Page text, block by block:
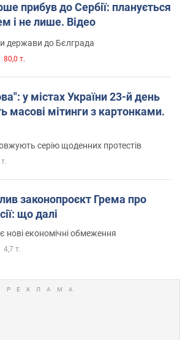
прибув до Сербії: планується
і не лише. Відео
держави до Бєлграда
80,0 т.
у містах України 23-й день
масові мітинги з картонками.
серію щоденних протестів
законопроєкт Грема про
що далі
нові економічні обмеження
4,7 т.